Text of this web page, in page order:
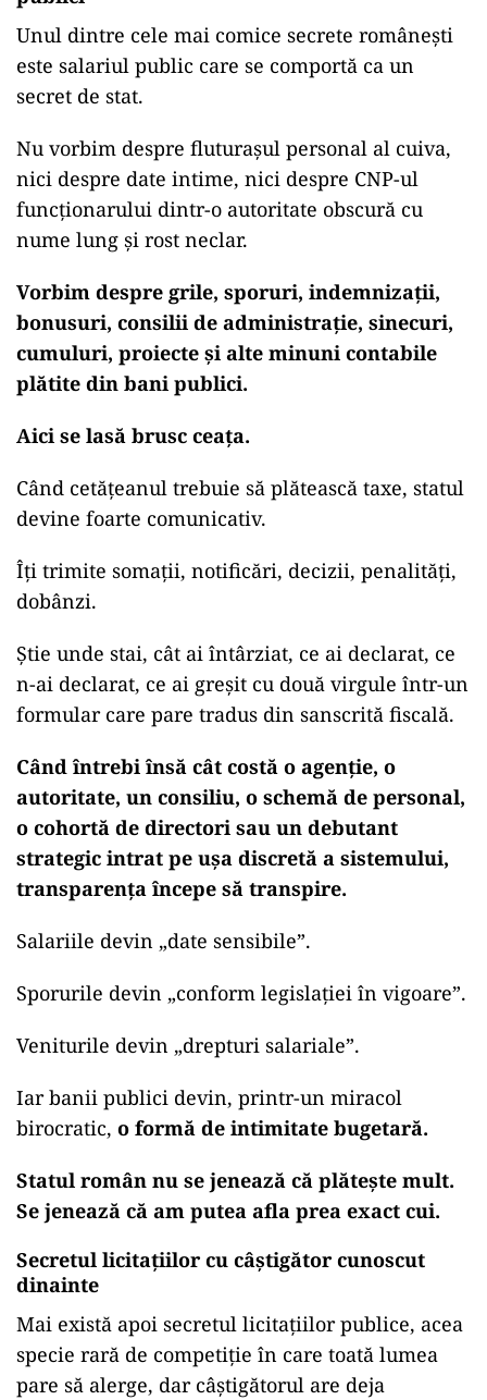
Unul dintre cele mai comice secrete românești
este salariul public care se comportă ca un
secret de stat.
Nu vorbim despre fluturașul personal al cuiva,
nici despre date intime, nici despre CNP-ul
funcționarului dintr-o autoritate obscură cu
nume lung și rost neclar.
Vorbim despre grile, sporuri, indemnizații,
bonusuri, consilii de administrație, sinecuri,
cumuluri, proiecte și alte minuni contabile
plătite din bani publici.
Aici se lasă brusc ceața.
Când cetățeanul trebuie să plătească taxe, statul
devine foarte comunicativ.
Îți trimite somații, notificări, decizii, penalități,
dobânzi.
Știe unde stai, cât ai întârziat, ce ai declarat, ce
n-ai declarat, ce ai greșit cu două virgule într-un
formular care pare tradus din sanscrită fiscală.
Când întrebi însă cât costă o agenție, o
autoritate, un consiliu, o schemă de personal,
o cohortă de directori sau un debutant
strategic intrat pe ușa discretă a sistemului,
transparența începe să transpire.
Salariile devin „date sensibile”.
Sporurile devin „conform legislației în vigoare”.
Veniturile devin „drepturi salariale”.
Iar banii publici devin, printr-un miracol
birocratic, o formă de intimitate bugetară.
Statul român nu se jenează că plătește mult.
Se jenează că am putea afla prea exact cui.
Secretul licitațiilor cu câștigător cunoscut
dinainte
Mai există apoi secretul licitațiilor publice, acea
specie rară de competiție în care toată lumea
pare să alerge, dar câștigătorul are deja